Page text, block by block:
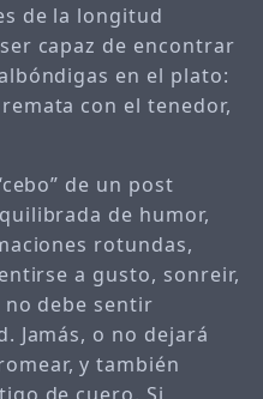
de la longitud
capaz de encontrar
en el plato:
con el tenedor,
de un post
de humor,
rotundas,
a gusto, sonreir,
debe sentir
Jamás, o no dejará
y también